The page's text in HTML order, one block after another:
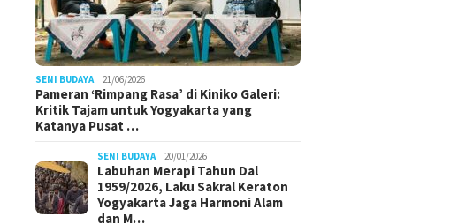
SENI BUDAYA 21/06/2026
Pameran ‘Rimpang Rasa’ di Kiniko Galeri:
Kritik Tajam untuk Yogyakarta yang
Katanya Pusat …
SENI BUDAYA 20/01/2026
Labuhan Merapi Tahun Dal
1959/2026, Laku Sakral Keraton
Yogyakarta Jaga Harmoni Alam
dan M…